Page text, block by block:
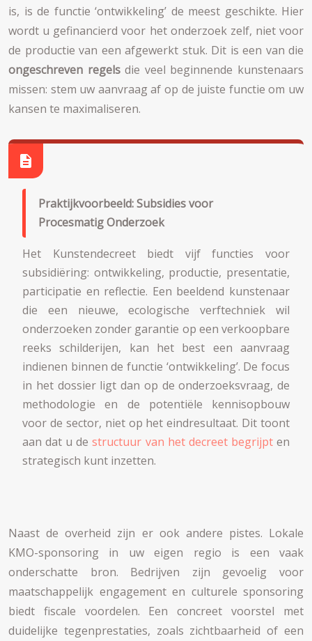
is, is de functie ‘ontwikkeling’ de meest geschikte. Hier
wordt u gefinancierd voor het onderzoek zelf, niet voor
de productie van een afgewerkt stuk. Dit is een van die
ongeschreven regelsdie veel beginnende kunstenaars
missen: stem uw aanvraag af op de juiste functie om uw
kansen te maximaliseren.
Praktijkvoorbeeld: Subsidies voor
Procesmatig Onderzoek
Het Kunstendecreet biedt vijf functies voor
subsidiëring: ontwikkeling, productie, presentatie,
participatie en reflectie. Een beeldend kunstenaar
die een nieuwe, ecologische verftechniek wil
onderzoeken zonder garantie op een verkoopbare
reeks schilderijen, kan het best een aanvraag
indienen binnen de functie ‘ontwikkeling’. De focus
in het dossier ligt dan op de onderzoeksvraag, de
methodologie en de potentiële kennisopbouw
voor de sector, niet op het eindresultaat. Dit toont
aan dat u destructuur van het decreet begrijpten
strategisch kunt inzetten.
Naast de overheid zijn er ook andere pistes. Lokale
KMO-sponsoring in uw eigen regio is een vaak
onderschatte bron. Bedrijven zijn gevoelig voor
maatschappelijk engagement en culturele sponsoring
biedt fiscale voordelen. Een concreet voorstel met
duidelijke tegenprestaties, zoals zichtbaarheid of een